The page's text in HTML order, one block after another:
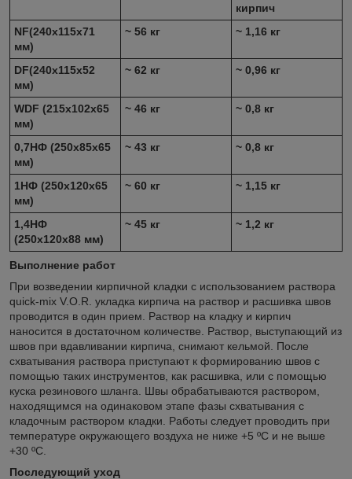
кирпич
NF(240x115x71
мм)
~ 56 кг ~ 1,16 кг
DF(240x115x52
мм)
~ 62 кг ~ 0,96 кг
WDF (215х102х65
мм)
~ 46 кг ~ 0,8 кг
0,7НФ (250х85х65
мм)
~ 43 кг ~ 0,8 кг
1НФ (250х120х65
мм)
~ 60 кг ~ 1,15 кг
1,4НФ
(250х120х88 мм)
~ 45 кг ~ 1,2 кг
Выполнение работ
При возведении кирпичной кладки с использованием раствора
quick-mix V.O.R. укладка кирпича на раствор и расшивка швов
проводится в один прием. Раствор на кладку и кирпич
наносится в достаточном количестве. Раствор, выступающий из
швов при вдавливании кирпича, снимают кельмой. После
схватывания раствора приступают к формированию швов с
помощью таких инструментов, как расшивка, или с помощью
куска резинового шланга. Швы обрабатываются раствором,
находящимся на одинаковом этапе фазы схватывания с
кладочным раствором кладки. Работы следует проводить при
температуре окружающего воздуха не ниже +5 ºС и не выше
+30 ºС.
Последующий уход